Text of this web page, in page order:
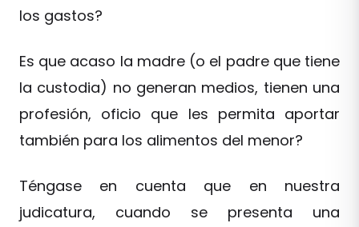
los gastos?
Es que acaso la madre (o el padre que tiene
la custodia) no generan medios, tienen una
profesión, oficio que les permita aportar
también para los alimentos del menor?
Téngase en cuenta que en nuestra
judicatura, cuando se presenta una